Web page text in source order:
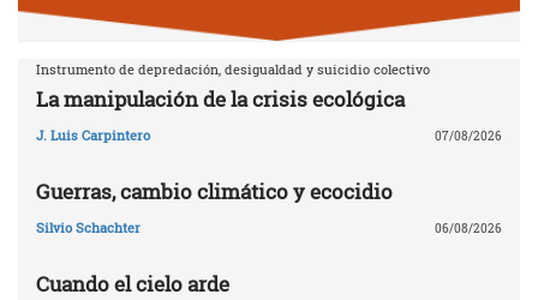
Instrumento de depredación, desigualdad y suicidio colectivo
La manipulación de la crisis ecológica
J. Luis Carpintero 07/08/2026
Guerras, cambio climático y ecocidio
Silvio Schachter 06/08/2026
Cuando el cielo arde